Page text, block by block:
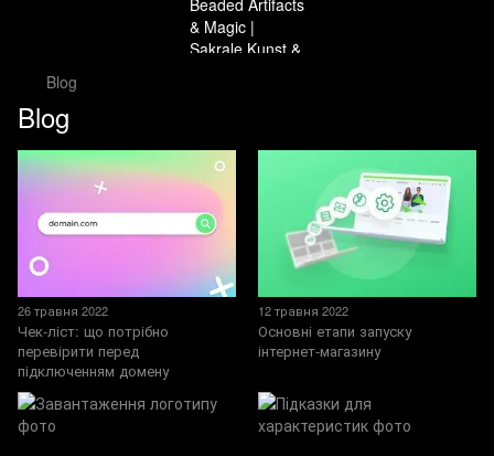
Blog
Blog
26 травня 2022
Чек-ліст: що потрібно
перевірити перед
підключенням домену
12 травня 2022
Основні етапи запуску
інтернет-магазину